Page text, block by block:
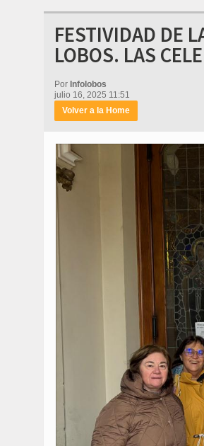
FESTIVIDAD DE
LOBOS. LAS
Por Infolobos
julio 16, 2025 11:51
Volver a la Home